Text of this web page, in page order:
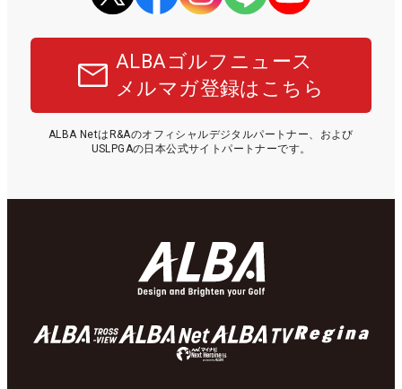
ALBAゴルフニュース
メルマガ登録はこちら
ALBA NetはR&Aのオフィシャルデジタルパートナー、および
USLPGAの日本公式サイトパートナーです。